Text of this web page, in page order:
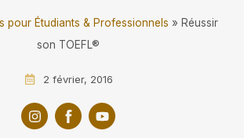
pour Étudiants & Professionnels » Réussir
son TOEFL®
2 février, 2016